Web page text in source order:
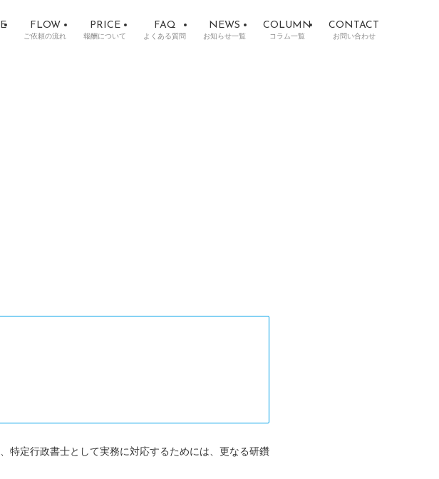
FLOW
ご依頼の流れ
PRICE
報酬について
FAQ
よくある質問
NEWS
お知らせ一覧
COLUMN
コラム一覧
CONTACT
お問い合わせ
特定行政書士として実務に対応するためには、更なる研鑽